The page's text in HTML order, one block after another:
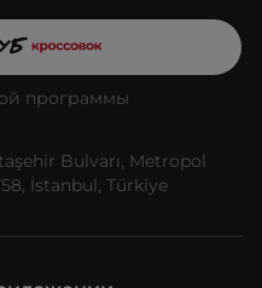
программы
Bulvarı, Metropol
İstanbul, Türkiye